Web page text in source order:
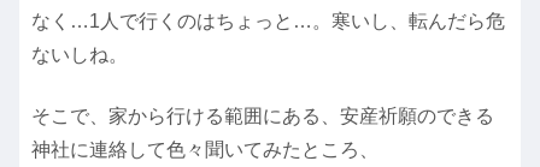
なく…1人で行くのはちょっと…。寒いし、転んだら危
ないしね。
そこで、家から行ける範囲にある、安産祈願のできる
神社に連絡して色々聞いてみたところ、